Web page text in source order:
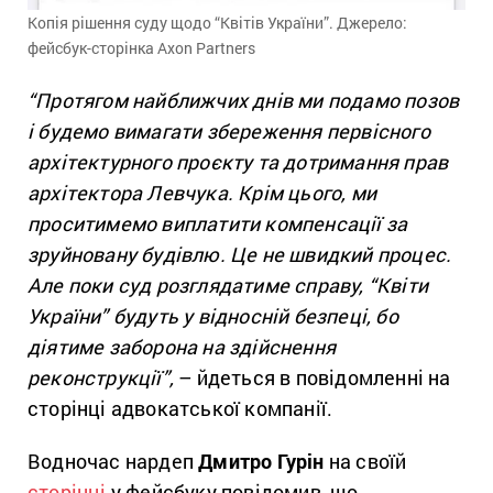
Копія рішення суду щодо “Квітів України”. Джерело:
фейсбук-сторінка Axon Partners
“Протягом найближчих днів ми подамо позов
і будемо вимагати збереження первісного
архітектурного проєкту та дотримання прав
архітектора Левчука. Крім цього, ми
проситимемо виплатити компенсації за
зруйновану будівлю. Це не швидкий процес.
Але поки суд розглядатиме справу, “Квіти
України” будуть у відносній безпеці, бо
діятиме заборона на здійснення
реконструкції”, – йдеться в повідомленні на
сторінці адвокатської компанії.
Водночас нардепДмитро Гурін на своїй